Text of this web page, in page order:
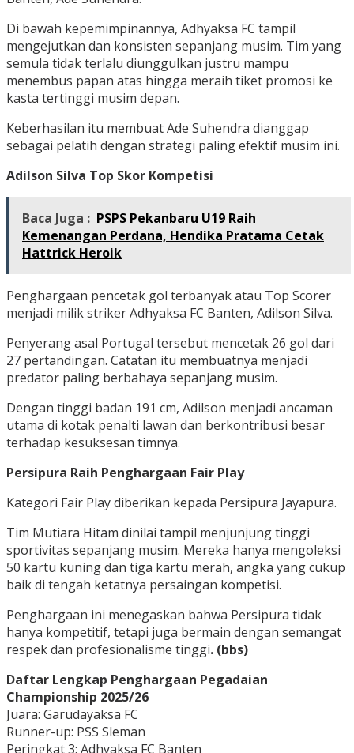
Di bawah kepemimpinannya, Adhyaksa FC tampil
mengejutkan dan konsisten sepanjang musim. Tim yang
semula tidak terlalu diunggulkan justru mampu
menembus papan atas hingga meraih tiket promosi ke
kasta tertinggi musim depan.
Keberhasilan itu membuat Ade Suhendra dianggap
sebagai pelatih dengan strategi paling efektif musim ini.
Adilson Silva Top Skor Kompetisi
Baca Juga : PSPS Pekanbaru U19 Raih
Kemenangan Perdana, Hendika Pratama Cetak
Hattrick Heroik
Penghargaan pencetak gol terbanyak atau Top Scorer
menjadi milik striker Adhyaksa FC Banten, Adilson Silva.
Penyerang asal Portugal tersebut mencetak 26 gol dari
27 pertandingan. Catatan itu membuatnya menjadi
predator paling berbahaya sepanjang musim.
Dengan tinggi badan 191 cm, Adilson menjadi ancaman
utama di kotak penalti lawan dan berkontribusi besar
terhadap kesuksesan timnya.
Persipura Raih Penghargaan Fair Play
Kategori Fair Play diberikan kepada Persipura Jayapura.
Tim Mutiara Hitam dinilai tampil menjunjung tinggi
sportivitas sepanjang musim. Mereka hanya mengoleksi
50 kartu kuning dan tiga kartu merah, angka yang cukup
baik di tengah ketatnya persaingan kompetisi.
Penghargaan ini menegaskan bahwa Persipura tidak
hanya kompetitif, tetapi juga bermain dengan semangat
respek dan profesionalisme tinggi. (bbs)
Daftar Lengkap Penghargaan Pegadaian
Championship 2025/26
Juara: Garudayaksa FC
Runner-up: PSS Sleman
Peringkat 3: Adhyaksa FC Banten